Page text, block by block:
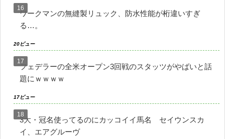
ワークマンの無縫製リュック、防水性能が桁違いすぎ
る…。
20ビュー
フェデラーの全米オープン3回戦のスタッツがやばいと話
題にｗｗｗｗ
17ビュー
3大・冠名使ってるのにカッコイイ馬名 セイウンスカ
イ、エアグルーヴ